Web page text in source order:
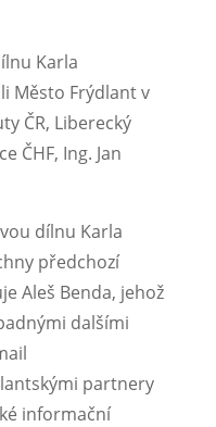
Karla
Město Frýdlant v
ČR, Liberecký
ČHF, Ing. Jan
dílnu Karla
předchozí
Aleš Benda, jehož
dalšími
partnery
informační